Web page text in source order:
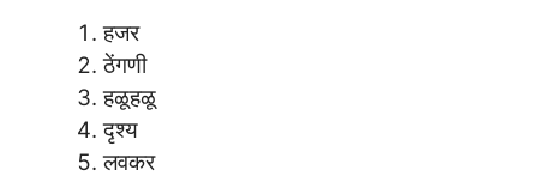
हजर
ठेंगणी
हळूहळू
दृश्य
लवकर